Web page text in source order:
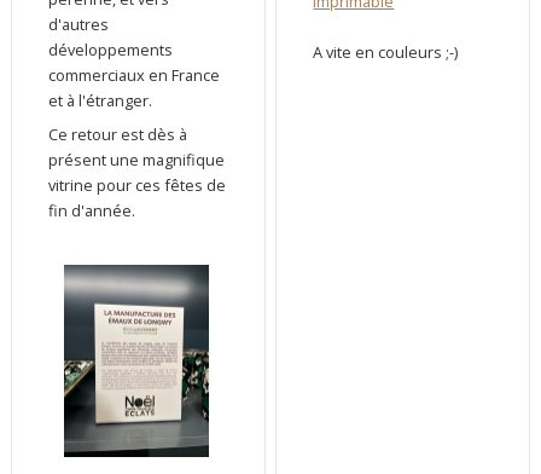
d'autres
développements
commerciaux en France
et à l'étranger.
Ce retour est dès à
présent une magnifique
vitrine pour ces fêtes de
fin d'année.
A vite en couleurs ;-)